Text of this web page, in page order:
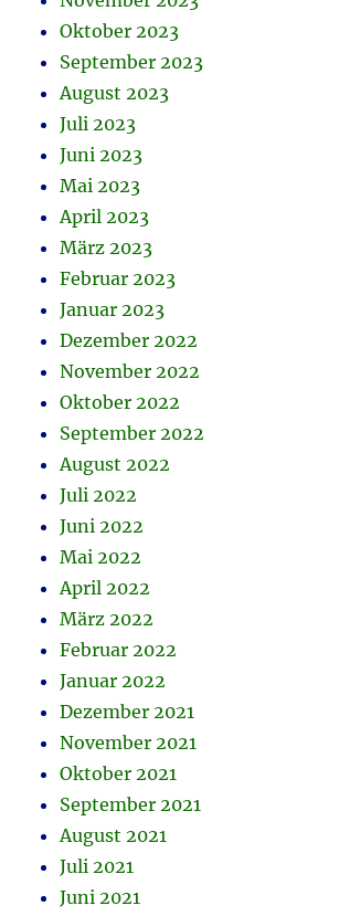
Oktober 2023
September 2023
August 2023
Juli 2023
Juni 2023
Mai 2023
April 2023
März 2023
Februar 2023
Januar 2023
Dezember 2022
November 2022
Oktober 2022
September 2022
August 2022
Juli 2022
Juni 2022
Mai 2022
April 2022
März 2022
Februar 2022
Januar 2022
Dezember 2021
November 2021
Oktober 2021
September 2021
August 2021
Juli 2021
Juni 2021